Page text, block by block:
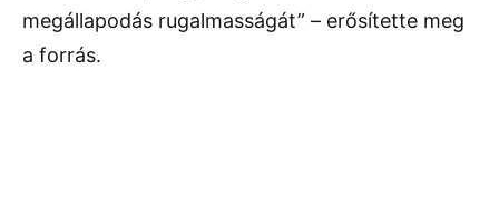
megállapodás rugalmasságát” – erősítette meg
a forrás.